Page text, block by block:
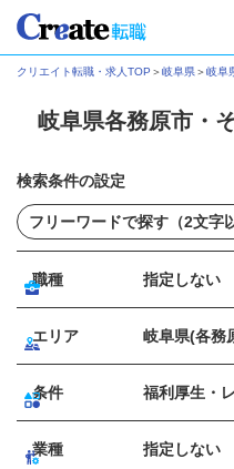
クリエイト転職・求人TOP ＞岐阜県＞岐阜
岐阜県各務原市・
検索条件の設定
職種 指定しない
エリア 岐阜県(各務
条件 福利厚生・
業種 指定しない